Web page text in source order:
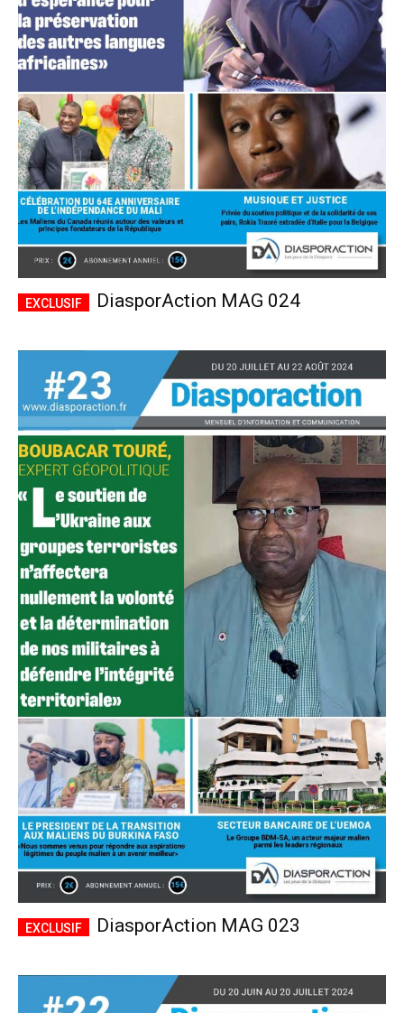
DiasporAction MAG 024
DiasporAction MAG 023